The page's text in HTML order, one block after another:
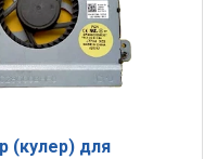
(кулер) для